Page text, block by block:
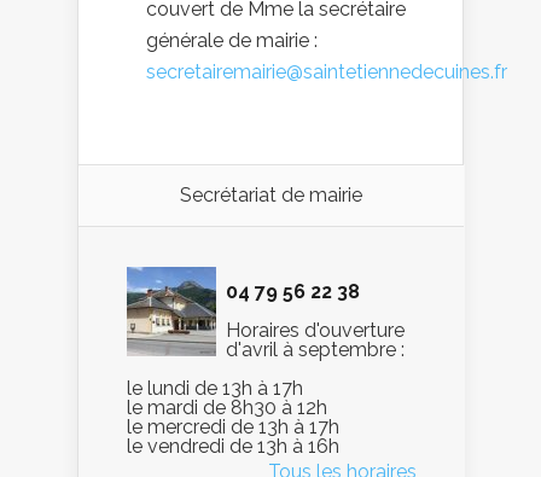
couvert de Mme la secrétaire
générale de mairie :
secretairemairie@saintetiennedecuines.fr
Secrétariat de mairie
04 79 56 22 38
Horaires d'ouverture
d'avril à septembre :
le lundi de 13h à 17h
le mardi de 8h30 à 12h
le mercredi de 13h à 17h
le vendredi de 13h à 16h
Tous les horaires